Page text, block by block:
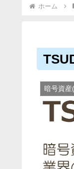
ホーム
暗号資産